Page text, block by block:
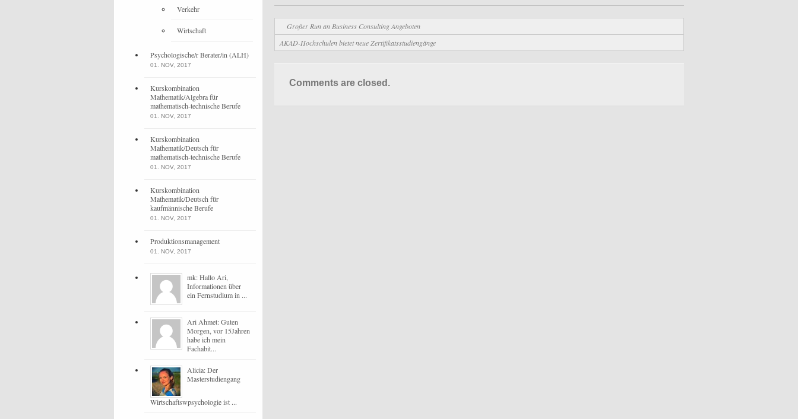
Großer Run an Business Consulting Angeboten
AKAD-Hochschulen bietet neue Zertifikatsstudiengänge
Comments are closed.
Verkehr
Wirtschaft
Psychologische/r Berater/in (ALH)
01. NOV, 2017
Kurskombination
Mathematik/Algebra für
mathematisch-technische Berufe
01. NOV, 2017
Kurskombination
Mathematik/Deutsch für
mathematisch-technische Berufe
01. NOV, 2017
Kurskombination
Mathematik/Deutsch für
kaufmännische Berufe
01. NOV, 2017
Produktionsmanagement
01. NOV, 2017
mk: Hallo Ari,
Informationen über
ein Fernstudium in ...
Ari Ahmet: Guten
Morgen, vor 15Jahren
habe ich mein
Fachabit...
Alicia: Der
Masterstudiengang
Wirtschaftswpsychologie ist ...